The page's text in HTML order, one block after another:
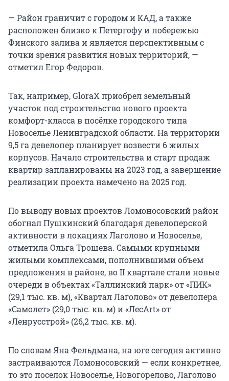
— Район граничит с городом и КАД, а также
расположен близко к Петергофу и побережью
Финского залива и является перспективным с
точки зрения развития новых территорий, —
отметил Егор Федоров.
Так, например, GloraX приобрел земельный
участок под строительство нового проекта
комфорт-класса в посёлке городского типа
Новоселье Ленинградской области. На территории
9,5 га девелопер планирует возвести 6 жилых
корпусов. Начало строительства и старт продаж
квартир запланированы на 2023 год, а завершение
реализации проекта намечено на 2025 год.
По выводу новых проектов Ломоносовский район
обогнал Пушкинский благодаря девелоперской
активности в локациях Лаголово и Новоселье,
отметила Ольга Трошева. Самыми крупными
жилыми комплексами, пополнившими объем
предложения в районе, во II квартале стали новые
очереди в объектах «Таллинский парк» от «ПИК»
(29,1 тыс. кв. м), «Квартал Лаголово» от девелопера
«Самолет» (29,0 тыс. кв. м) и «ЛесArt» от
«Ленрусстрой» (26,2 тыс. кв. м).
По словам Яна Фельдмана, на юге сегодня активно
застраиваются Ломоносовский — если конкретнее,
то это поселок Новоселье, Новогорелово, Лаголово